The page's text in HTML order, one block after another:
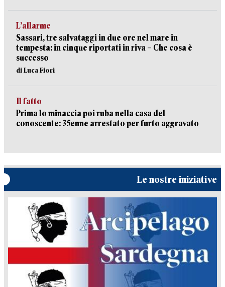
L’allarme
Sassari, tre salvataggi in due ore nel mare in
tempesta: in cinque riportati in riva – Che cosa è
successo
di Luca Fiori
Il fatto
Prima lo minaccia poi ruba nella casa del
conoscente: 35enne arrestato per furto aggravato
Le nostre iniziative